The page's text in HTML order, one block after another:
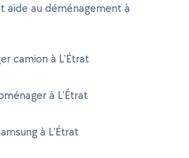
aide au déménagement à
camion à L'Étrat
à L'Étrat
à L'Étrat